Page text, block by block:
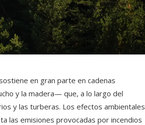
en gran parte en cadenas
y la madera— que, a lo largo del
y las turberas. Los efectos ambientales
las emisiones provocadas por incendios